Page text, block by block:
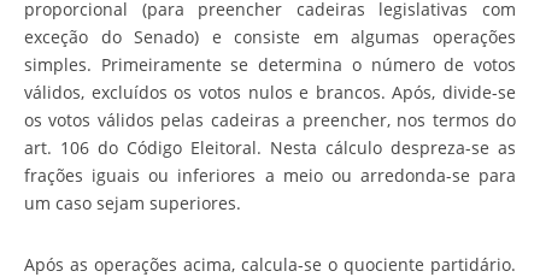
proporcional (para preencher cadeiras legislativas com
exceção do Senado) e consiste em algumas operações
simples. Primeiramente se determina o número de votos
válidos, excluídos os votos nulos e brancos. Após, divide-se
os votos válidos pelas cadeiras a preencher, nos termos do
art. 106 do Código Eleitoral. Nesta cálculo despreza-se as
frações iguais ou inferiores a meio ou arredonda-se para
um caso sejam superiores.
Após as operações acima, calcula-se o quociente partidário.